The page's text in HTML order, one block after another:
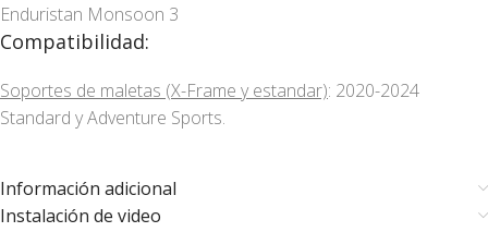
Enduristan Monsoon 3
Compatibilidad:
Soportes de maletas (X-Frame y estandar): 2020-2024
Standard y Adventure Sports.
Información adicional
Instalación de video